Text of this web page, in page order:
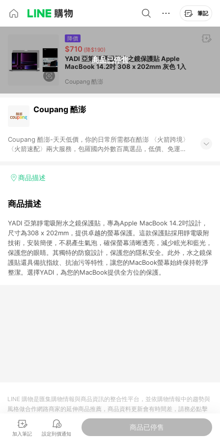
筆記
商品已停售
降價
$710 (降$190)
YADI 亞第 靜電吸附水之鏡保護貼 Apple
MacBook 14.2吋 308 x 202mm 灰色 1入
Coupang 酷澎
Coupang 酷澎
Coupang 酷澎-天天低價，你的日常所需都在酷澎 〈火箭跨境〉
〈火箭速配〉兩大服務，包羅國內外數百萬選品，低價、免運，
加入WOW會員告別湊免運，火箭速配、火箭跨境優質選品不限金
商品描述
商品描述
YADI 亞第靜電吸附水之鏡保護貼，專為Apple MacBook 14.2吋設計，
尺寸為308 x 202mm，提供卓越的螢幕保護。這款保護貼採用靜電吸附
技術，安裝簡便，不易產生氣泡，確保螢幕清晰透亮，減少眩光和藍光，
保護您的眼睛。其獨特的防窺設計，保護您的隱私安全。此外，水之鏡保
護貼還具備抗指紋、抗油污等特性，讓您的MacBook螢幕始終保持乾淨
整潔。選擇YADI，為您的MacBook提供全方位的保護。
加入筆記 設定到價通知
商品已停售
LINE 購物是匯集購物情報與商品資訊的整合性平台，並依購物情報中的趨勢與
風格做合作網路商家的延伸商品推薦，商品資料更新會有時間差，請務必點擊
商品至各合作網路商家，確認現售價與購物條件，一切資訊以合作廠商網頁為
準。